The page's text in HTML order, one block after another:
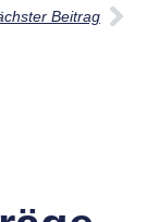
Beitrag